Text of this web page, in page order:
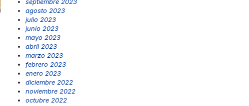
agosto 2023
julio 2023
junio 2023
mayo 2023
abril 2023
marzo 2023
febrero 2023
enero 2023
diciembre 2022
noviembre 2022
octubre 2022